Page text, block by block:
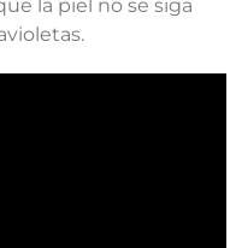
la piel no se siga